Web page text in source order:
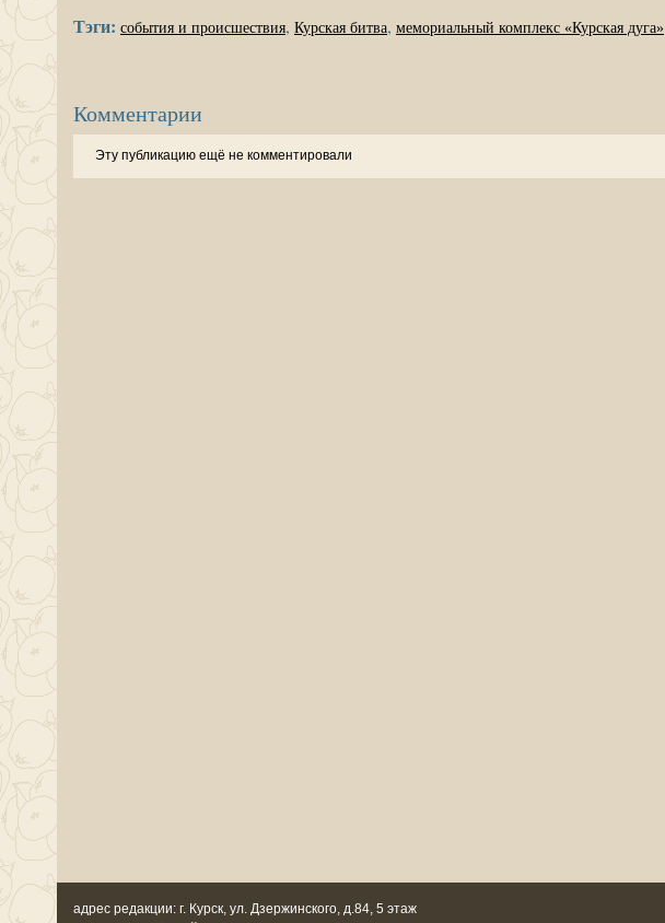
Тэги: события и происшествия, Курская битва, мемориальный комплекс «Курская дуга»
Комментарии
Эту публикацию ещё не комментировали
адрес редакции: г. Курск, ул. Дзержинского, д.84, 5 этаж